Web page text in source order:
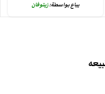
يباع بواسطة:زيتوفان